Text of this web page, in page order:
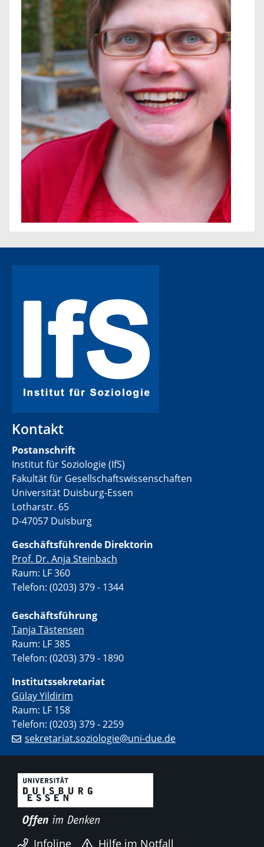
Kontakt
Postanschrift
Institut für Soziologie (IfS)
Fakultät für Gesellschaftswissenschaften
Universität Duisburg-Essen
Lotharstr. 65
D-47057 Duisburg
Geschäftsführende Direktorin
Prof. Dr. Anja Steinbach
Raum: LF 360
Telefon: (0203) 379 - 1344
Geschäftsführung
Tanja Tästensen
Raum: LF 385
Telefon: (0203) 379 - 1890
Institutssekretariat
Gülay Yildirim
Raum: LF 158
Telefon: (0203) 379 - 2259
sekretariat.soziologie@uni-due.de
Infoline Hilfe im Notfall